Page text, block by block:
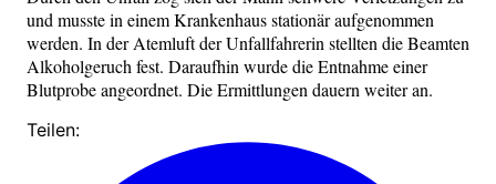
und musste in einem Krankenhaus stationär aufgenommen
werden. In der Atemluft der Unfallfahrerin stellten die Beamten
Alkoholgeruch fest. Daraufhin wurde die Entnahme einer
Blutprobe angeordnet. Die Ermittlungen dauern weiter an.
Teilen: